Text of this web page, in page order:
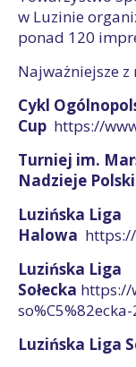
w Luzinie
ponad 120
Najważniejsze z
Cykl
Cup https://
Turniej im.
Nadzieje
Luzińska Liga
Halowa
Luzińska Liga
Sołecka https://
Luzińska Liga